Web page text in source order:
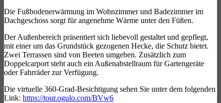
Die Fußbodenerwärmung im Wohnzimmer und Badezimmer im
Dachgeschoss sorgt für angenehme Wärme unter den Füßen.
Der Außenbereich präsentiert sich liebevoll gestaltet und gepflegt,
mit einer um das Grundstück gezogenen Hecke, die Schutz bietet.
Zwei Terrassen sind von Beeten umgeben. Zusätzlich zum
Doppelcarport steht auch ein Außenabstellraum für Gartengeräte
oder Fahrräder zur Verfügung.
Die virtuelle 360-Grad-Besichtigung sehen Sie unter dem folgenden
Link: https://tour.ogulo.com/BVw6